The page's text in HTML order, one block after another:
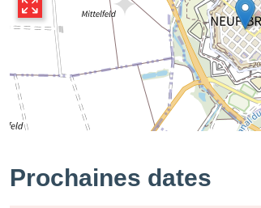
Prochaines dates